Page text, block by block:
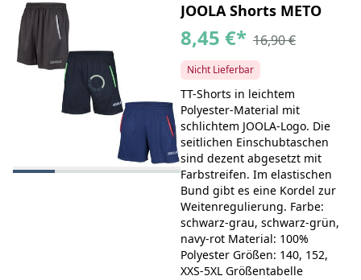
JOOLA Shorts METO
8,45 €* 16,90 €
Nicht Lieferbar
TT-Shorts in leichtem
Polyester-Material mit
schlichtem JOOLA-Logo. Die
seitlichen Einschubtaschen
sind dezent abgesetzt mit
Farbstreifen. Im elastischen
Bund gibt es eine Kordel zur
Weitenregulierung. Farbe:
schwarz-grau, schwarz-grün,
navy-rot Material: 100%
Polyester Größen: 140, 152,
XXS-5XL Größentabelle